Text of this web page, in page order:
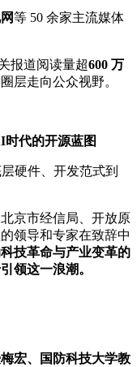
等 50 余家主流媒体
报道阅读量超600 万
层走向公众视野。
时代的开源蓝图
硬件、开发范式到
京市经信局、开放原
领导和专家在致辞中
技革命与产业变革的
领这一浪潮。
宏、国防科技大学教